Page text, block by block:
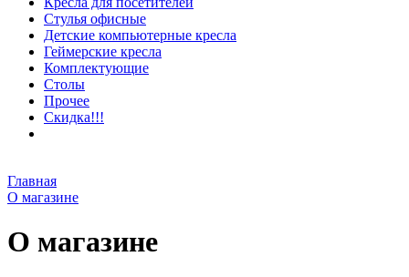
Стулья офисные
Детские компьютерные кресла
Геймерские кресла
Комплектующие
Столы
Прочее
Скидка!!!
Главная
О магазине
О магазине